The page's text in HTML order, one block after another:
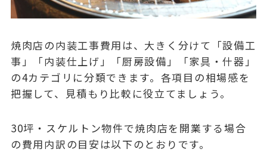
焼肉店の内装工事費用は、大きく分けて「設備工
事」「内装仕上げ」「厨房設備」「家具・什器」
の4カテゴリに分類できます。各項目の相場感を
把握して、見積もり比較に役立てましょう。
30坪・スケルトン物件で焼肉店を開業する場合
の費用内訳の目安は以下のとおりです。